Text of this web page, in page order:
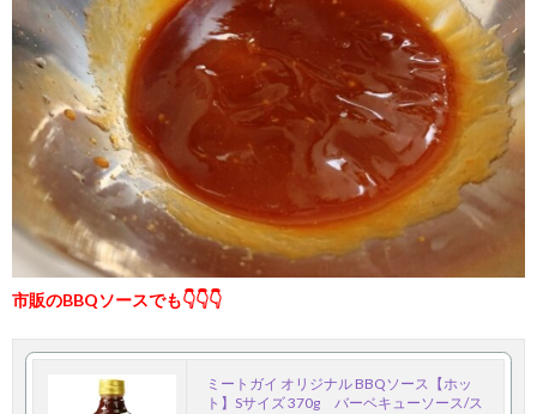
市販のBBQソースでも👇👇👇
ミートガイ オリジナル BBQソース【ホッ
ト】Sサイズ 370g バーベキューソース/ス